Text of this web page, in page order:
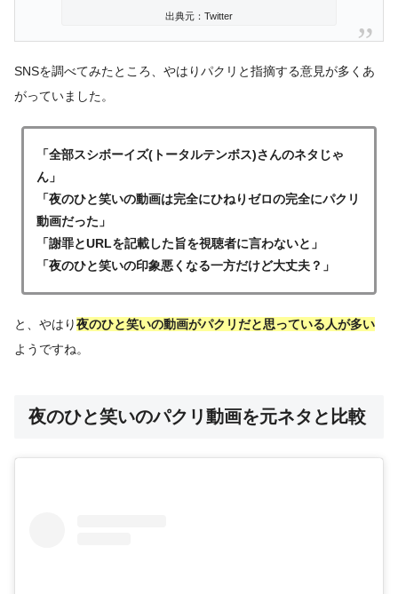
出典元：Twitter
SNSを調べてみたところ、やはりパクリと指摘する意見が多くあ
がっていました。
「全部スシボーイズ(トータルテンボス)さんのネタじゃ
ん」
「夜のひと笑いの動画は完全にひねりゼロの完全にパクリ
動画だった」
「謝罪とURLを記載した旨を視聴者に言わないと」
「夜のひと笑いの印象悪くなる一方だけど大丈夫？」
と、やはり夜のひと笑いの動画がパクリだと思っている人が多い
ようですね。
夜のひと笑いのパクリ動画を元ネタと比較